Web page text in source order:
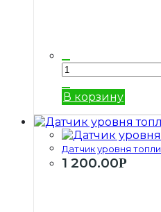
В корзину
Датчик уровня
1 200.00Р